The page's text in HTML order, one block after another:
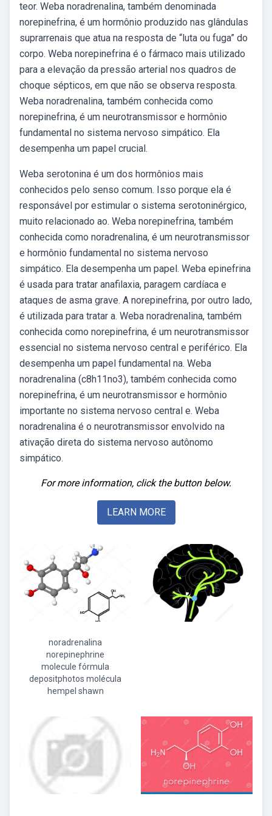
teor. Weba noradrenalina, também denominada
norepinefrina, é um hormônio produzido nas glândulas
suprarrenais que atua na resposta de “luta ou fuga” do
corpo. Weba norepinefrina é o fármaco mais utilizado
para a elevação da pressão arterial nos quadros de
choque sépticos, em que não se observa resposta.
Weba noradrenalina, também conhecida como
norepinefrina, é um neurotransmissor e hormônio
fundamental no sistema nervoso simpático. Ela
desempenha um papel crucial.
Weba serotonina é um dos hormônios mais
conhecidos pelo senso comum. Isso porque ela é
responsável por estimular o sistema serotoninérgico,
muito relacionado ao. Weba norepinefrina, também
conhecida como noradrenalina, é um neurotransmissor
e hormônio fundamental no sistema nervoso
simpático. Ela desempenha um papel. Weba epinefrina
é usada para tratar anafilaxia, paragem cardíaca e
ataques de asma grave. A norepinefrina, por outro lado,
é utilizada para tratar a. Weba noradrenalina, também
conhecida como norepinefrina, é um neurotransmissor
essencial no sistema nervoso central e periférico. Ela
desempenha um papel fundamental na. Weba
noradrenalina (c8h11no3), também conhecida como
norepinefrina, é um neurotransmissor e hormônio
importante no sistema nervoso central e. Weba
noradrenalina é o neurotransmissor envolvido na
ativação direta do sistema nervoso autônomo
simpático.
For more information, click the button below.
LEARN MORE
noradrenalina
norepinephrine
molecule fórmula
depositphotos molécula
hempel shawn